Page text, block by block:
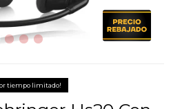
tiempo limitado!